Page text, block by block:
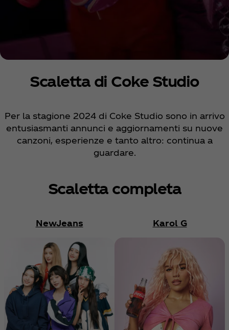
Scaletta di Coke Studio
Per la stagione 2024 di Coke Studio sono in arrivo
entusiasmanti annunci e aggiornamenti su nuove
canzoni, esperienze e tanto altro: continua a
guardare.
Scaletta completa
NewJeans Karol G